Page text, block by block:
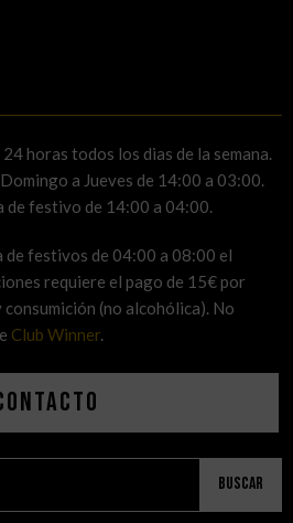
horas todos los dias de la semana.
a Jueves de 14:00 a 03:00.
de festivo de 14:00 a 04:00.
de festivos de 04:00 a 08:00 el
requiere el pago de 15€ por
(no alcohólica). No
Club Winner.
Buscar